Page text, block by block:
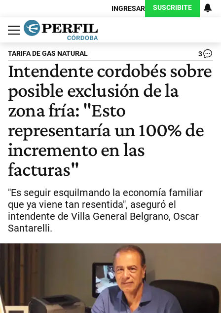
INGRESAR SUSCRIBITE
Política
Economía
Judiciales
Sociedad
Cultura
Espectáculos
Deportes
Protagonistas
TARIFA DE GAS NATURAL 3
Intendente cordobés sobre
posible exclusión de la
zona fría: "Esto
representaría un 100% de
incremento en las
facturas"
"Es seguir esquilmando la economía familiar
que ya viene tan resentida", aseguró el
intendente de Villa General Belgrano, Oscar
Santarelli.